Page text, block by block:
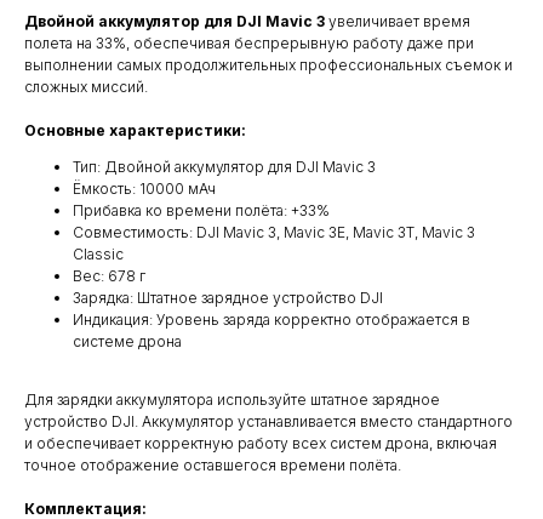
Двойной аккумулятор для DJI Mavic 3 увеличивает время
полета на 33%, обеспечивая беспрерывную работу даже при
выполнении самых продолжительных профессиональных съемок и
сложных миссий.
Основные характеристики:
Тип: Двойной аккумулятор для DJI Mavic 3
Ёмкость: 10000 мАч
Прибавка ко времени полёта: +33%
Совместимость: DJI Mavic 3, Mavic 3E, Mavic 3T, Mavic 3
Classic
Вес: 678 г
Зарядка: Штатное зарядное устройство DJI
Индикация: Уровень заряда корректно отображается в
системе дрона
Для зарядки аккумулятора используйте штатное зарядное
устройство DJI. Аккумулятор устанавливается вместо стандартного
и обеспечивает корректную работу всех систем дрона, включая
точное отображение оставшегося времени полёта.
Комплектация: